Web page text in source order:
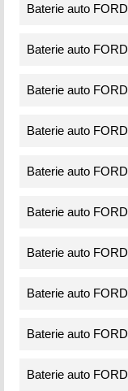
Baterie auto
Baterie auto
Baterie auto
Baterie auto
Baterie auto
Baterie auto
Baterie auto
Baterie auto
Baterie auto
Baterie auto